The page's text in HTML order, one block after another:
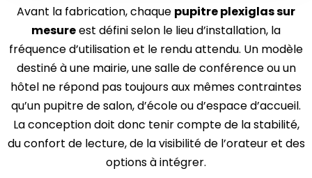
Avant la fabrication, chaque pupitre plexiglas sur
mesureest défini selon le lieu d’installation, la
fréquence d’utilisation et le rendu attendu. Un modèle
destiné à une mairie, une salle de conférence ou un
hôtel ne répond pas toujours aux mêmes contraintes
qu’un pupitre de salon, d’école ou d’espace d’accueil.
La conception doit donc tenir compte de la stabilité,
du confort de lecture, de la visibilité de l’orateur et des
options à intégrer.